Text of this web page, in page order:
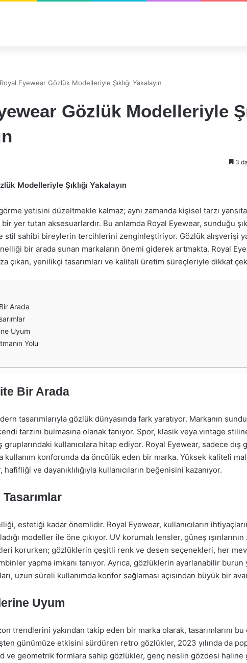
Royal Eyewear Gözlük Modelleriyle Şıklığı Yakalayın
Gözlük Modelleriyle
3
Modelleriyle Şıklığı Yakalayın
yetisini düzeltmekle kalmaz; aynı zamanda kişisel tarzı
yer tutan aksesuarlardır. Bu anlamda Royal Eyewear, sunduğu
stil sahibi bireylerin tercihlerini zenginleştiriyor. Gözlük alışverişi
bir arada sunan markaların önemi giderek artmakta. Royal
çıkan, yenilikçi tasarımları ve kaliteli üretim süreçleriyle dikkat
Arada
Uyum
Yolu
Bir Arada
tasarımlarıyla gözlük dünyasında fark yaratıyor. Markanın
tarzını bulmasına olanak tanıyor. Spor, klasik veya vintage
gruplarındaki kullanıcılara hitap ediyor. Royal Eyewear, sadece dış
kullanım konforunda da öncülük eden bir marka. Yüksek kaliteli
ve dayanıklılığıyla kullanıcıların beğenisini kazanıyor.
estetiği kadar önemlidir. Royal Eyewear, kullanıcıların
modeller ile öne çıkıyor. UV korumalı lensler, güneş ışınlarının
korurken; gözlüklerin çeşitli renk ve desen seçenekleri, her
yapma imkanı tanıyor. Ayrıca, gözlüklerin ayarlanabilir burun
uzun süreli kullanımda konfor sağlaması açısından büyük bir
Uyum
trendlerini yakından takip eden bir marka olarak, tasarımlarını
günümüze etkisini sürdüren retro gözlükler, 2023 yılında da
ve geometrik formlara sahip gözlükler, genç neslin gözdesi haline